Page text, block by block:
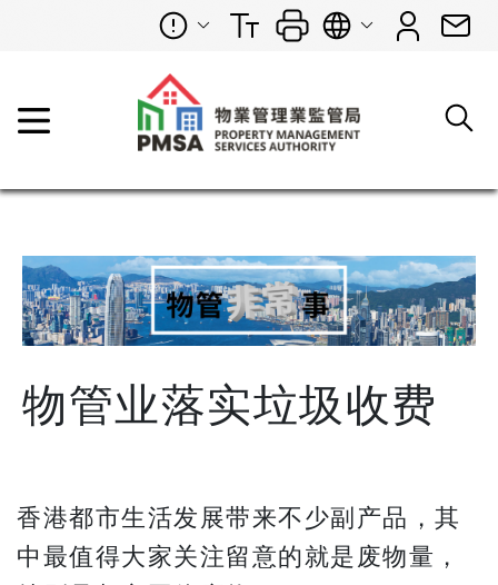
物管业落实垃圾收费
香港都市生活发展带来不少副产品，其
中最值得大家关注留意的就是废物量，